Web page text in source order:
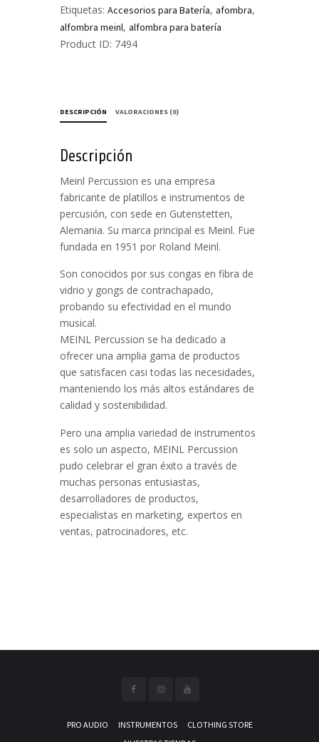
Etiquetas: Accesorios para Batería, afombra,
alfombra meinl, alfombra para batería
Product ID: 7494
DESCRIPCIÓN VALORACIONES (0)
Descripción
Meinl Percussion es una empresa
fabricante de platillos e instrumentos de
percusión, con sede en Gutenstetten,
Alemania. Su marca principal es Meinl. Fue
fundada en 1951 por Roland Meinl.
Son conocidos por sus congas en fibra de
vidrio y gongs de contrachapado,
probando su efectividad en el mundo
musical.
MEINL Percussion se ha dedicado a
ofrecer una amplia gama de productos
que satisfacen casi todas las necesidades,
manteniendo los más altos estándares de
calidad y sostenibilidad.
Pero una amplia variedad de instrumentos
es solo un aspecto, MEINL Percussion
pudo celebrar el gran éxito a través de
muchas personas entusiastas,
desarrolladores de productos,
especialistas en marketing, expertos en
ventas, patrocinadores, etc.
PRO AUDIO INSTRUMENTOS
CLOTHING STORE